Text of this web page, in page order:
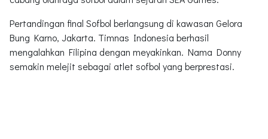
Pertandingan final Sofbol berlangsung di kawasan Gelora
Bung Karno, Jakarta. Timnas Indonesia berhasil
mengalahkan Filipina dengan meyakinkan. Nama Donny
semakin melejit sebagai atlet sofbol yang berprestasi.